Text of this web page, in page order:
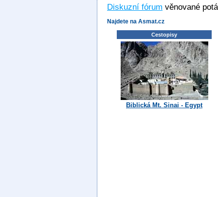
Diskuzní fórum věnované
Najdete na Asmat.cz
Cestopisy
Biblická Mt. Sinai - Egypt